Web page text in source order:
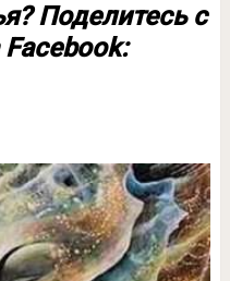
Поделитесь с